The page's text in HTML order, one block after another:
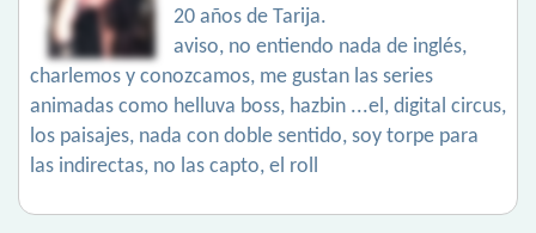
20 años de Tarija.
aviso, no entiendo nada de inglés,
charlemos y conozcamos, me gustan las series
animadas como helluva boss, hazbin ...el, digital circus,
los paisajes, nada con doble sentido, soy torpe para
las indirectas, no las capto, el roll